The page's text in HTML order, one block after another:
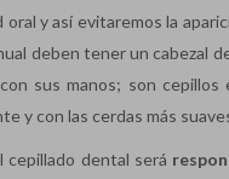
oral y así evitaremos la
deben tener un cabezal
sus manos; son
y con las cerdas más
cepillado dental será